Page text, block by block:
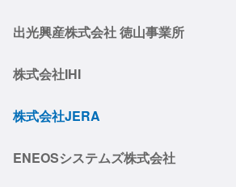
出光興産株式会社 徳山事業所
株式会社IHI
株式会社JERA
ENEOSシステムズ株式会社